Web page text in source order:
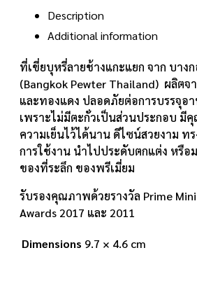
Description
Additional information
ที่เขี่ยบุหรี่ลายช้างแกะแยก จาก บาง
(Bangkok Pewter Thailand) ผลิตจ
และทองแดง ปลอดภัยต่อการบรรจุอา
เพราะไม่มีตะกั่วเป็นส่วนประกอบ มี
ความเย็นไว้ได้นาน ดีไซน์สวยงาม ท
การใช้งาน นำไปประดับตกแต่ง หรื
ของที่ระลึก ของพรีเมี่ยม
รับรองคุณภาพด้วยรางวัล Prime
Awards 2017 และ 2011
Dimensions 9.7 × 4.6 cm